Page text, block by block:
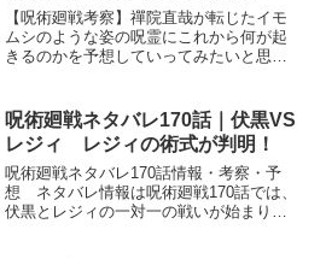
【呪術廻戦考察】禪院直哉が転じたイモ
ムシのような姿の呪霊にこれから何が起
きるのかを予想していってみたいと思い
か蛾のように変わることがあるかもしれ
ませんね。
呪術廻戦ネタバレ170話｜伏黒VS
レジィ レジィの術式が判明！
呪術廻戦ネタバレ170話情報・考察・予
想 ネタバレ情報は呪術廻戦170話では、
伏黒とレジィの一対一の戦いが始まり、